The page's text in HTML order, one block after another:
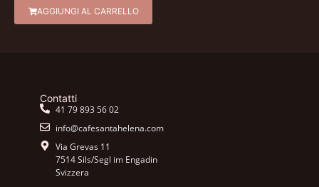
AGGIUNGI AL CARRELLO
Contatti
41 79 893 56 02
info@cafesantahelena.com
Via Grevas 11
7514 Sils/Segl im Engadin
Svizzera